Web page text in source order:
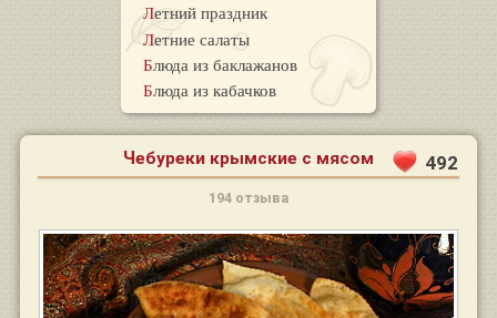
Летний праздник
Летние салаты
Блюда из баклажанов
Блюда из кабачков
Чебуреки крымские с мясом 492
194 отзыва